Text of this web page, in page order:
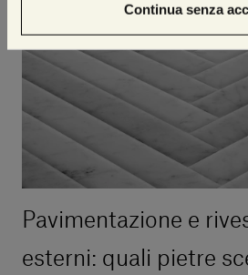
Continua senza
Pavimentazione e
esterni: quali pietre